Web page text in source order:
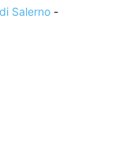
Salerno -